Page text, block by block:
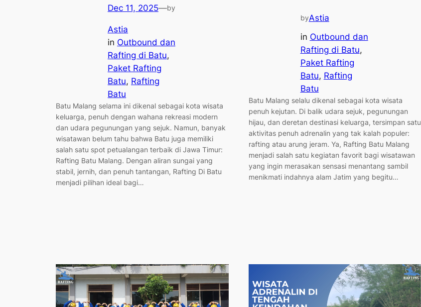
Dec 11, 2025—by
Astia
in Outbound dan
Rafting di Batu
Paket Rafting
Batu, Rafting
Batu
Batu Malang selama ini dikenal sebagai kota wisata
keluarga, penuh dengan wahana rekreasi modern
dan udara pegunungan yang sejuk. Namun, banyak
wisatawan belum tahu bahwa Batu juga memiliki
salah satu spot petualangan terbaik di Jawa Timur:
Rafting Batu Malang. Dengan aliran sungai yang
stabil, jernih, dan penuh tantangan, Rafting Di Batu
menjadi pilihan ideal bagi…
byAstia
in Outbound dan
Rafting di Batu
Paket Rafting
Batu, Rafting
Batu
Batu Malang selalu dikenal sebagai kota wisata
penuh kejutan. Di balik udara sejuk, pegunungan
hijau, dan deretan destinasi keluarga, tersimpan satu
aktivitas penuh adrenalin yang tak kalah populer:
rafting atau arung jeram. Ya, Rafting Batu Malang
menjadi salah satu kegiatan favorit bagi wisatawan
yang ingin merasakan sensasi menantang sambil
menikmati indahnya alam Jatim yang begitu…